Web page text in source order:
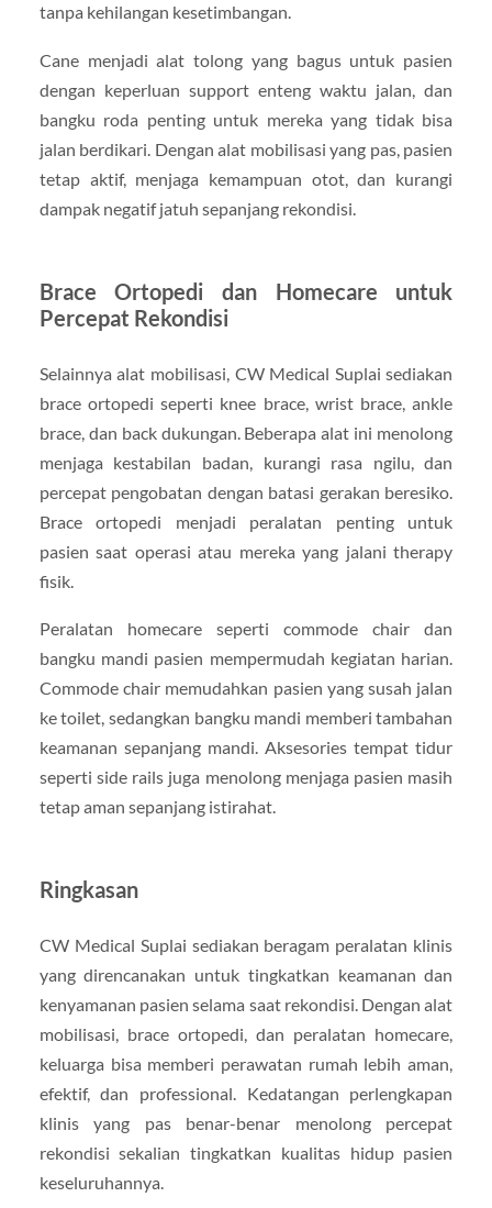
tanpa kehilangan kesetimbangan.
Cane menjadi alat tolong yang bagus untuk pasien
dengan keperluan support enteng waktu jalan, dan
bangku roda penting untuk mereka yang tidak bisa
jalan berdikari. Dengan alat mobilisasi yang pas, pasien
tetap aktif, menjaga kemampuan otot, dan kurangi
dampak negatif jatuh sepanjang rekondisi.
Brace Ortopedi dan Homecare untuk
Percepat Rekondisi
Selainnya alat mobilisasi, CW Medical Suplai sediakan
brace ortopedi seperti knee brace, wrist brace, ankle
brace, dan back dukungan. Beberapa alat ini menolong
menjaga kestabilan badan, kurangi rasa ngilu, dan
percepat pengobatan dengan batasi gerakan beresiko.
Brace ortopedi menjadi peralatan penting untuk
pasien saat operasi atau mereka yang jalani therapy
fisik.
Peralatan homecare seperti commode chair dan
bangku mandi pasien mempermudah kegiatan harian.
Commode chair memudahkan pasien yang susah jalan
ke toilet, sedangkan bangku mandi memberi tambahan
keamanan sepanjang mandi. Aksesories tempat tidur
seperti side rails juga menolong menjaga pasien masih
tetap aman sepanjang istirahat.
Ringkasan
CW Medical Suplai sediakan beragam peralatan klinis
yang direncanakan untuk tingkatkan keamanan dan
kenyamanan pasien selama saat rekondisi. Dengan alat
mobilisasi, brace ortopedi, dan peralatan homecare,
keluarga bisa memberi perawatan rumah lebih aman,
efektif, dan professional. Kedatangan perlengkapan
klinis yang pas benar-benar menolong percepat
rekondisi sekalian tingkatkan kualitas hidup pasien
keseluruhannya.